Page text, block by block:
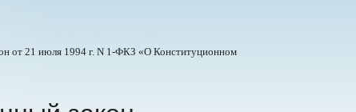
от 21 июля 1994 г. N 1-ФКЗ «О Конституционном